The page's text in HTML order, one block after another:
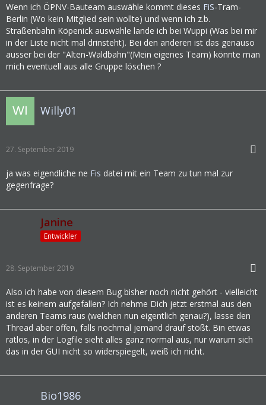
Wenn ich ÖPNV-Bauteam auswähle kommt dieses FiS-Tram-
Berlin (Wo kein Mitglied sein wollte) und wenn ich z.b.
Straßenbahn Köpenick auswähle lande ich bei Wuppi (Was bei mir
in der Liste nicht mal drinsteht). Bei den anderen ist das genauso
ausser bei der "Alten-Waldbahn"(Mein eigenes Team) könnte man
mich eventuell aus alle Gruppe löschen ?
Willy01
27. September 2019
ja was eigendliche ne Fis datei mit ein Team zu tun mal zur
gegenfrage?
Janine
Entwickler
28. September 2019
Also ich habe von diesem Bug bisher noch nicht gehört - vielleicht
ist es keinem aufgefallen? Ich nehme Dich jetzt erstmal aus den
anderen Teams raus (welchen nun eigentlich genau?), lasse den
Thread aber offen, falls nochmal jemand drauf stößt. Bin etwas
ratlos, in der Logfile sieht alles ganz normal aus, nur warum sich
das in der GUI nicht so widerspiegelt, weiß ich nicht.
Bio1986